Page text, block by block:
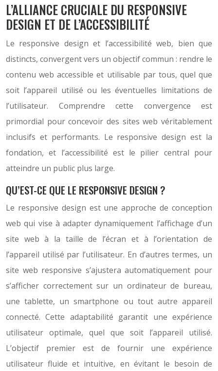
L’ALLIANCE CRUCIALE DU RESPONSIVE
DESIGN ET DE L’ACCESSIBILITÉ
Le responsive design et l’accessibilité web, bien que
distincts, convergent vers un objectif commun : rendre le
contenu web accessible et utilisable par tous, quel que
soit l’appareil utilisé ou les éventuelles limitations de
l’utilisateur. Comprendre cette convergence est
primordial pour concevoir des sites web véritablement
inclusifs et performants. Le responsive design est la
fondation, et l’accessibilité est le pilier central pour
atteindre un public plus large.
QU’EST-CE QUE LE RESPONSIVE DESIGN ?
Le responsive design est une approche de conception
web qui vise à adapter dynamiquement l’affichage d’un
site web à la taille de l’écran et à l’orientation de
l’appareil utilisé par l’utilisateur. En d’autres termes, un
site web responsive s’ajustera automatiquement pour
s’afficher correctement sur un ordinateur de bureau,
une tablette, un smartphone ou tout autre appareil
connecté. Cette adaptabilité garantit une expérience
utilisateur optimale, quel que soit l’appareil utilisé.
L’objectif premier est de fournir une expérience
utilisateur fluide et intuitive, en évitant le besoin de